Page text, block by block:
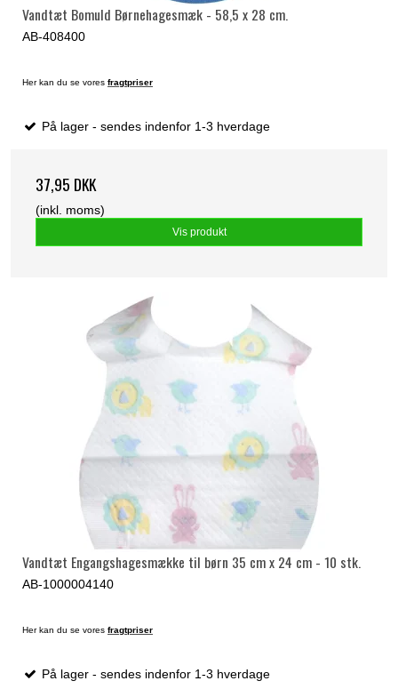
Vandtæt Bomuld Børnehagesmæk - 58,5 x 28 cm.
AB-408400
Her kan du se vores fragtpriser
På lager - sendes indenfor 1-3 hverdage
37,95 DKK
(inkl. moms)
Vis produkt
Vandtæt Engangshagesmække til børn 35 cm x 24 cm - 10 stk.
AB-1000004140
Her kan du se vores fragtpriser
På lager - sendes indenfor 1-3 hverdage